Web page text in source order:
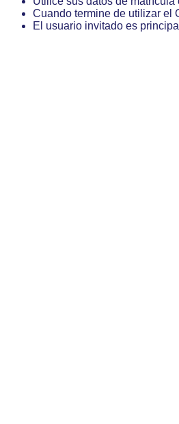
Cuando termine de utilizar el
El usuario invitado es